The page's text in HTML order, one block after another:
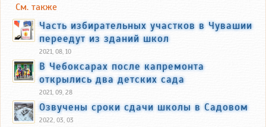
См. также
Часть избирательных участков в Чувашии
переедут из зданий школ
2021, 08, 10
В Чебоксарах после капремонта
открылись два детских сада
2021, 09, 28
Озвучены сроки сдачи школы в Садовом
2022, 03, 03